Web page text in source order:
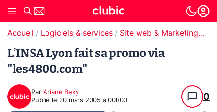
Accueil Logiciels & services Site web & Marketing Digital
L’INSA Lyon fait sa promo via
"les4800.com"
Par Ariane Beky
Publié le 30 mars 2005 à 00h00 0